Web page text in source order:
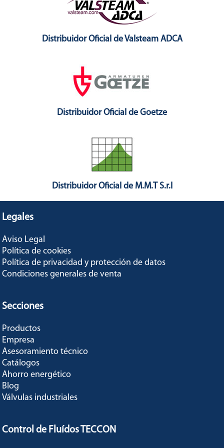
Distribuidor Oficial de Valsteam ADCA
Distribuidor Oficial de Goetze
Distribuidor Oficial de M.M.T S.r.l
Legales
Aviso Legal
Política de cookies
Política de privacidad y protección de datos
Condiciones generales de venta
Secciones
Productos
Empresa
Asesoramiento técnico
Catálogos
Ahorro energético
Blog
Válvulas industriales
Control de Fluídos TECCON